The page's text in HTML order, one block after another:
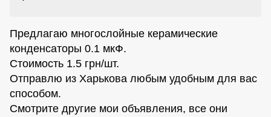
Предлагаю многослойные керамические
конденсаторы 0.1 мкФ.
Стоимость 1.5 грн/шт.
Отправлю из Харькова любым удобным для вас
способом.
Смотрите другие мои объявления, все они